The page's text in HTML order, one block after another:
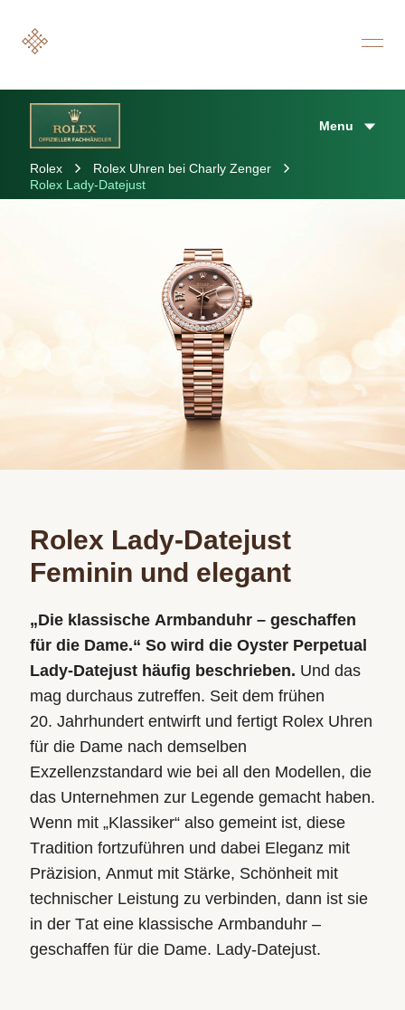
Menu
Rolex
Rolex Uhren bei Charly Zenger
Rolex Lady-Datejust
Rolex Lady-Datejust
Feminin und elegant
„Die klassische Armbanduhr – geschaffen
für die Dame.“ So wird die Oyster Perpetual
Lady‑Datejust häufig beschrieben. Und das
mag durchaus zutreffen. Seit dem frühen
20. Jahrhundert entwirft und fertigt Rolex Uhren
für die Dame nach demselben
Exzellenzstandard wie bei all den Modellen, die
das Unternehmen zur Legende gemacht haben.
Wenn mit „Klassiker“ also gemeint ist, diese
Tradition fortzuführen und dabei Eleganz mit
Präzision, Anmut mit Stärke, Schönheit mit
technischer Leistung zu verbinden, dann ist sie
in der Tat eine klassische Armbanduhr –
geschaffen für die Dame. Lady‑Datejust.